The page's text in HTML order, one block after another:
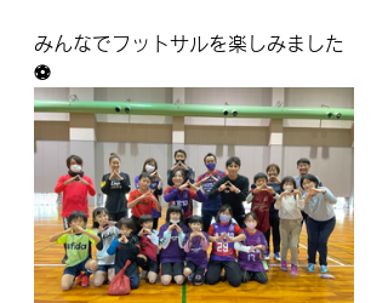
みんなでフットサルを楽しみました
⚽️